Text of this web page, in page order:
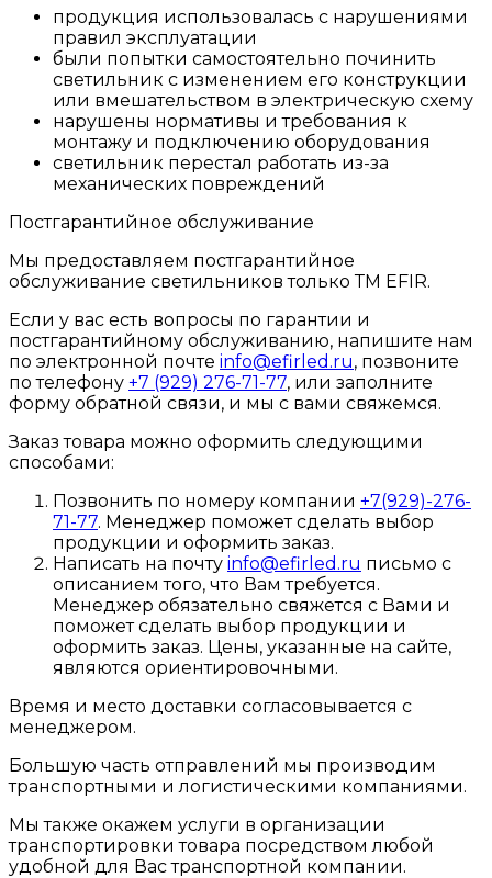
продукция использовалась с нарушениями
правил эксплуатации
были попытки самостоятельно починить
светильник с изменением его конструкции
или вмешательством в электрическую схему
нарушены нормативы и требования к
монтажу и подключению оборудования
светильник перестал работать из-за
механических повреждений
Постгарантийное обслуживание
Мы предоставляем постгарантийное
обслуживание светильников только ТМ EFIR.
Если у вас есть вопросы по гарантии и
постгарантийному обслуживанию, напишите нам
по электронной почте info@efirled.ru, позвоните
по телефону +7 (929) 276-71-77, или заполните
форму обратной связи, и мы с вами свяжемся.
Заказ товара можно оформить следующими
способами:
Позвонить по номеру компании +7(929)-276-
71-77. Менеджер поможет сделать выбор
продукции и оформить заказ.
Написать на почту info@efirled.ru письмо с
описанием того, что Вам требуется.
Менеджер обязательно свяжется с Вами и
поможет сделать выбор продукции и
оформить заказ. Цены, указанные на сайте,
являются ориентировочными.
Время и место доставки согласовывается с
менеджером.
Большую часть отправлений мы производим
транспортными и логистическими компаниями.
Мы также окажем услуги в организации
транспортировки товара посредством любой
удобной для Вас транспортной компании.